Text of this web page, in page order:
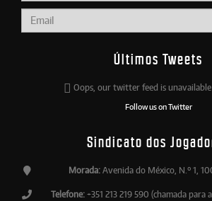
Últimos Tweets
Oops, our twitter feed is
Follow us on Twitter
Sindicato dos
Morada:Avenida do México, N.º 1,
Telefone: +351 213 219 590 (chamada para